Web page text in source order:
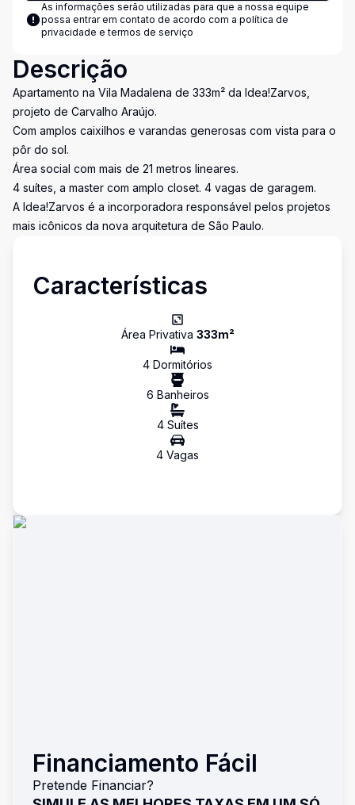
As informações serão utilizadas para que a nossa equipe
possa entrar em contato de acordo com a política de
privacidade e termos de serviço
Descrição
Apartamento na Vila Madalena de 333m² da Idea!Zarvos,
projeto de Carvalho Araújo.
Com amplos caixilhos e varandas generosas com vista para o
pôr do sol.
Área social com mais de 21 metros lineares.
4 suítes, a master com amplo closet. 4 vagas de garagem.
A Idea!Zarvos é a incorporadora responsável pelos projetos
mais icônicos da nova arquitetura de São Paulo.
Características
Área Privativa 333m²
4 Dormitórios
6 Banheiros
4Suítes
4 Vagas
Financiamento Fácil
Pretende Financiar?